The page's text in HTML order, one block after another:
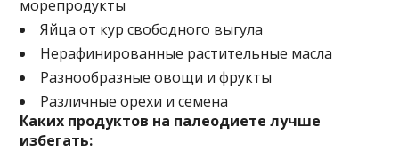
морепродукты
Яйца от кур свободного выгула
Нерафинированные растительные масла
Разнообразные овощи и фрукты
Различные орехи и семена
Каких продуктов на палеодиете лучше
избегать: